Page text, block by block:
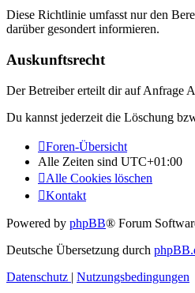
Diese Richtlinie umfasst nur den
darüber gesondert informieren.
Auskunftsrecht
Der Betreiber erteilt dir auf Anfrage
Du kannst jederzeit die Löschung
Foren-Übersicht
Alle Zeiten sind UTC+01:00
Alle Cookies löschen
Kontakt
Powered by phpBB® Forum
Deutsche Übersetzung durch
Datenschutz | Nutzungsbedingungen